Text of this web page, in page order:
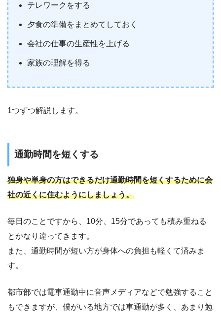
テレワークをする
夕食の準備をまとめてしておく
会社の仕事の生産性を上げる
家族の理解を得る
1つずつ解説します。
通勤時間を短くする
独身や単身の方はできるだけ通勤時間を短くするために会
社の近くに住むようにしましょう。
毎日のことですから、10分、15分であっても積み重ねる
とかなり違ってきます。
また、通勤時間が短い方が身体への負担も軽くて済みま
す。
都市部では電車通勤中に音声メディアなどで勉強すること
もできますが、僕がいる地方では車通勤が多く、あまり勉